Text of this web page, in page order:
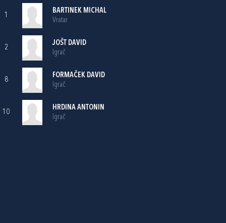
1
BARTINEK MICHAL
Vratar
2
JOŠT DAVID
Igrač
8
FORMAČEK DAVID
Igrač
10
HRDINA ANTONIN
Igrač